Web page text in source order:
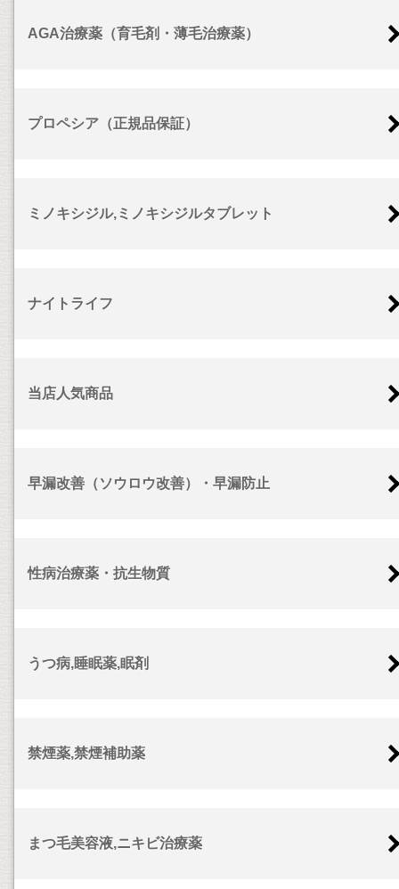
AGA治療薬（育毛剤・薄毛治療薬）
プロペシア（正規品保証）
ミノキシジル,ミノキシジルタブレット
ナイトライフ
当店人気商品
早漏改善（ソウロウ改善）・早漏防止
性病治療薬・抗生物質
うつ病,睡眠薬,眠剤
禁煙薬,禁煙補助薬
まつ毛美容液,ニキビ治療薬